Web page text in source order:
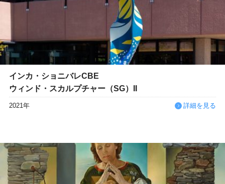
インカ・ショニバレCBE
ウィンド・スカルプチャー（SG）II
2021年 詳細を見る